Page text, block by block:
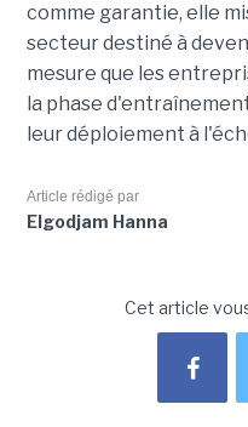
comme garantie, elle
secteur destiné à
mesure que les
la phase
leur déploiement à
Article rédigé par
Elgodjam Hanna
Cet article